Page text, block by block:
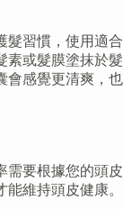
髮習慣，使用適合
素或髮膜塗抹於髮
會感覺更清爽，也
需要根據您的頭皮
維持頭皮健康。